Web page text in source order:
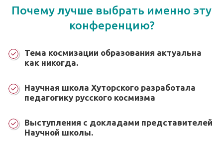
Почему лучше выбрать именно эту
конференцию?
Тема космизации образования актуальна
как никогда.
Научная школа Хуторского разработала
педагогику русского космизма
Выступления с докладами представителей
Научной школы.